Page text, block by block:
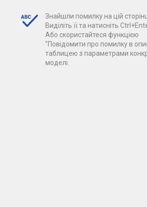
Знайшли помилку на цій
Виділіть її та натисніть
Або скористайтеся функцією
"Повідомити про помилку в
таблицею з параметрами
моделі.